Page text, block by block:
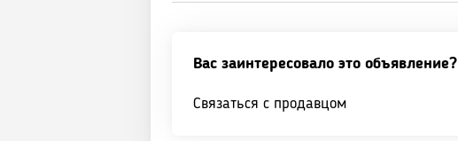
Вас заинтересовало это объявление?
Связаться с продавцом